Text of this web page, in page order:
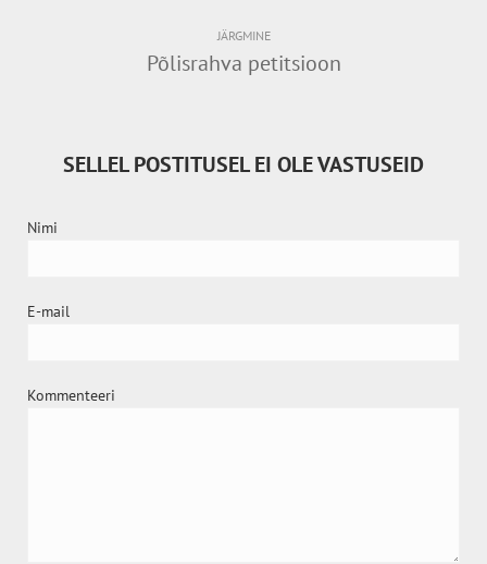
JÄRGMINE
Põlisrahva petitsioon
SELLEL POSTITUSEL EI OLE VASTUSEID
Nimi
E-mail
Kommenteeri